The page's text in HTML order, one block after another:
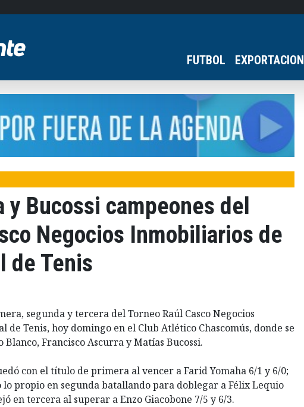
FUTBOL EXPORTACION
y Bucossi campeones del
Negocios Inmobiliarios de
de Tenis
segunda y tercera del Torneo Raúl Casco Negocios
Tenis, hoy domingo en el Club Atlético Chascomús, donde se
Francisco Ascurra y Matías Bucossi.
con el título de primera al vencer a Farid Yomaha 6/1 y 6/0;
propio en segunda batallando para doblegar a Félix Lequio
en tercera al superar a Enzo Giacobone 7/5 y 6/3.